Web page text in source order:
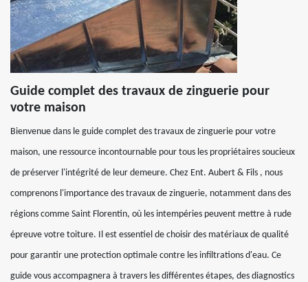
Guide complet des travaux de zinguerie pour
votre maison
Bienvenue dans le guide complet des travaux de zinguerie pour votre
maison, une ressource incontournable pour tous les propriétaires soucieux
de préserver l'intégrité de leur demeure. Chez Ent. Aubert & Fils , nous
comprenons l'importance des travaux de zinguerie, notamment dans des
régions comme Saint Florentin, où les intempéries peuvent mettre à rude
épreuve votre toiture. Il est essentiel de choisir des matériaux de qualité
pour garantir une protection optimale contre les infiltrations d'eau. Ce
guide vous accompagnera à travers les différentes étapes, des diagnostics